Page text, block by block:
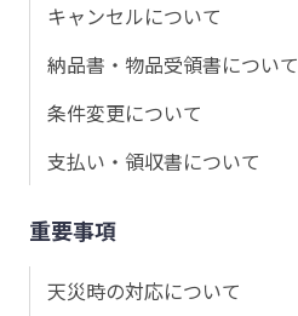
キャンセルについて
納品書・物品受領書について
条件変更について
支払い・領収書について
重要事項
天災時の対応について